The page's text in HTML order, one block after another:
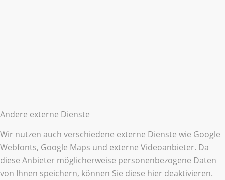
Andere externe Dienste
Wir nutzen auch verschiedene externe Dienste wie Google
Webfonts, Google Maps und externe Videoanbieter. Da
diese Anbieter möglicherweise personenbezogene Daten
von Ihnen speichern, können Sie diese hier deaktivieren.